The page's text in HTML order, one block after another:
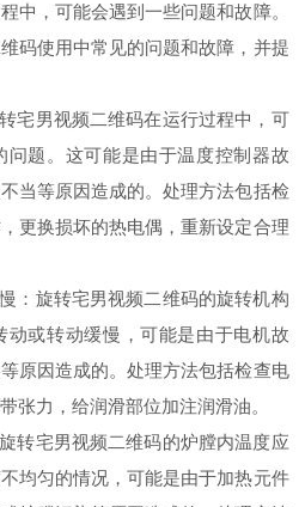
中，可能会遇到一些问题和故障。
码使用中常见的问题和故障，并提
男视频二维码在运行过程中，可
问题。这可能是由于温度控制器故
当等原因造成的。处理方法包括检
更换损坏的热电偶，重新设定合理
旋转宅男视频二维码的旋转机构
动或转动缓慢，可能是由于电机故
原因造成的。处理方法包括检查电
张力，给润滑部位加注润滑油。
宅男视频二维码的炉膛内温度应
均匀的情况，可能是由于加热元件